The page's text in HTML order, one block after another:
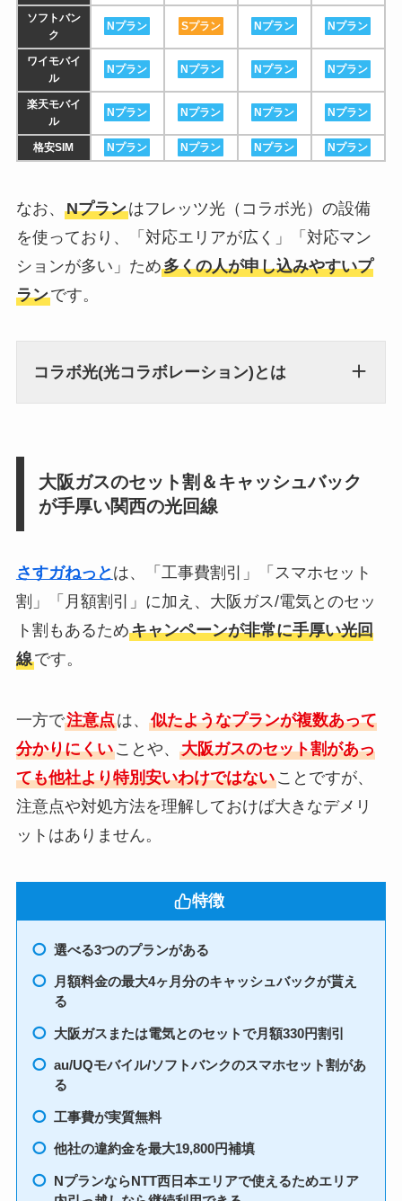
ソフトバン
ク
Nプラン Sプラン Nプラン Nプラン
ワイモバイ
ル
Nプラン Nプラン Nプラン Nプラン
楽天モバイ
ル
Nプラン Nプラン Nプラン Nプラン
格安SIM Nプラン Nプラン Nプラン Nプラン
なお、 Nプランはフレッツ光（コラボ光）の設備
を使っており、「対応エリアが広く」「対応マン
ションが多い」ため多くの人が申し込みやすいプ
ランです。
コラボ光(光コラボレーション)とは
大阪ガスのセット割＆キャッシュバック
が手厚い関西の光回線
さすガねっと は、「工事費割引」「スマホセット
割」「月額割引」に加え、大阪ガス/電気とのセッ
ト割もあるためキャンペーンが非常に手厚い光回
線です。
一方で注意点は、 似たようなプランが複数あって
分かりにくいことや、 大阪ガスのセット割があっ
ても他社より特別安いわけではないことですが、
注意点や対処方法を理解しておけば大きなデメリ
ットはありません。
特徴
選べる3つのプランがある
月額料金の最大4ヶ月分のキャッシュバックが貰え
る
大阪ガスまたは電気とのセットで月額330円割引
au/UQモバイル/ソフトバンクのスマホセット割があ
る
工事費が実質無料
他社の違約金を最大19,800円補填
NプランならNTT西日本エリアで使えるためエリア